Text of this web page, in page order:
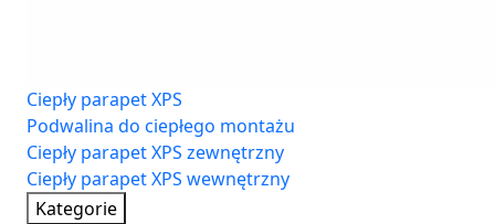
Ciepły parapet XPS
Podwalina do ciepłego montażu
Ciepły parapet XPS zewnętrzny
Ciepły parapet XPS wewnętrzny
Kategorie